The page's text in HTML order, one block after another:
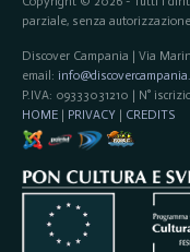
parziale, senza
Discover Campania | Via
email:
P.IVA: 09333031210 | N°
HOME| PRIVACY | CREDITS